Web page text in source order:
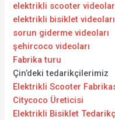
elektrikli scooter
elektrikli bisiklet videoları
sorun giderme videoları
şehircoco videoları
Fabrika turu
Çin’deki tedarikçilerimiz
Elektrikli Scooter
Citycoco Üreticisi
Elektrikli Bisiklet